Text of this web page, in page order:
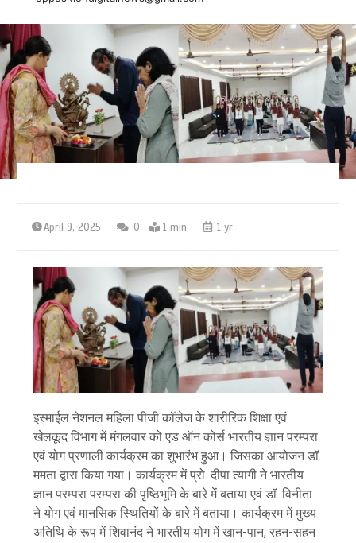
April 9, 2025 0 1 min 1 yr
इस्माईल नेशनल महिला पीजी कॉलेज के शारीरिक शिक्षा एवं
खेलकूद विभाग में मंगलवार को एड ऑन कोर्स भारतीय ज्ञान परम्परा
एवं योग प्रणाली कार्यक्रम का शुभारंभ हुआ। जिसका आयोजन डॉ.
ममता द्वारा किया गया। कार्यक्रम में प्रो. दीपा त्यागी ने भारतीय
ज्ञान परम्परा परम्परा की पृष्ठिभूमि के बारे में बताया एवं डॉ. विनीता
ने योग एवं मानसिक स्थितियों के बारे में बताया। कार्यक्रम में मुख्य
अतिथि के रूप में शिवानंद ने भारतीय योग में खान-पान, रहन-सहन